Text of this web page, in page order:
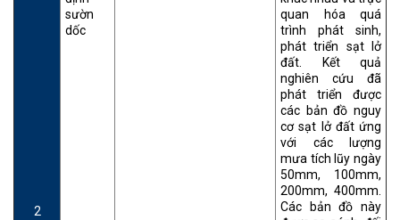
2
sườn
dốc
quan hóa quá
trình phát sinh,
phát triển sạt lở
đất. Kết quả
nghiên cứu đã
phát triển được
các bản đồ nguy
cơ sạt lở đất ứng
với các lượng
mưa tích lũy ngày
50mm, 100mm,
200mm, 400mm.
Các bản đồ này